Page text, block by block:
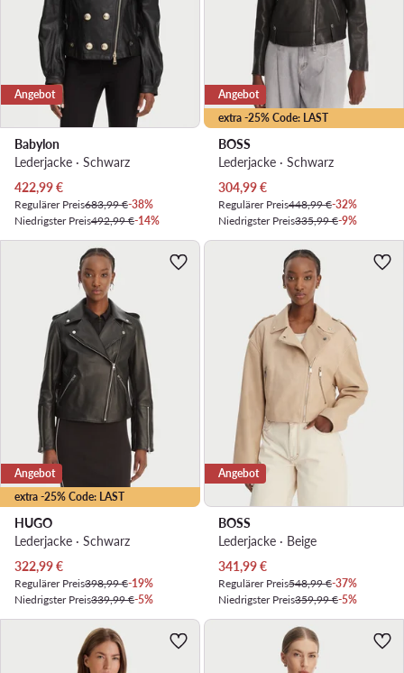
Angebot
Babylon
Lederjacke · Schwarz
Aktueller Preis
422,99€
Regulärer Preis683,99 €-38%
Niedrigster Preis492,99 €-14%
extra -25% Code: LAST
Angebot
BOSS
Lederjacke · Schwarz
Aktueller Preis
304,99€
Regulärer Preis448,99 €-32%
Niedrigster Preis335,99 €-9%
extra -25% Code: LAST
Angebot
HUGO
Lederjacke · Schwarz
Aktueller Preis
322,99€
Regulärer Preis398,99 €-19%
Niedrigster Preis339,99 €-5%
Angebot
BOSS
Lederjacke · Beige
Aktueller Preis
341,99€
Regulärer Preis548,99 €-37%
Niedrigster Preis359,99 €-5%